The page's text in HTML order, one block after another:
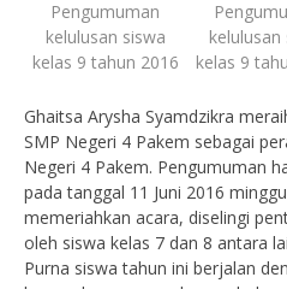
Pengumuman
kelulusan siswa
kelas 9 tahun 2016
kelulusan
kelas 9
Ghaitsa Arysha Syamdzikra
SMP Negeri 4 Pakem sebagai
Negeri 4 Pakem. Pengumuman
pada tanggal 11 Juni 2016
memeriahkan acara, diselingi
oleh siswa kelas 7 dan 8 antara
Purna siswa tahun ini berjalan